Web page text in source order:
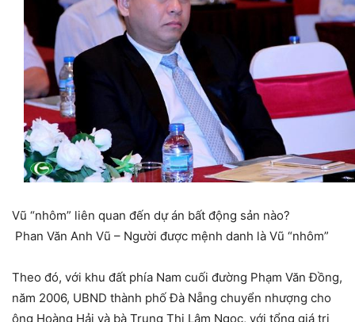
Vũ “nhôm” liên quan đến dự án bất động sản nào?
Phan Văn Anh Vũ – Người được mệnh danh là Vũ “nhôm”
Theo đó, với khu đất phía Nam cuối đường Phạm Văn Đồng,
năm 2006, UBND thành phố Đà Nẵng chuyển nhượng cho
ông Hoàng Hải và bà Trung Thị Lâm Ngọc, với tổng giá trị